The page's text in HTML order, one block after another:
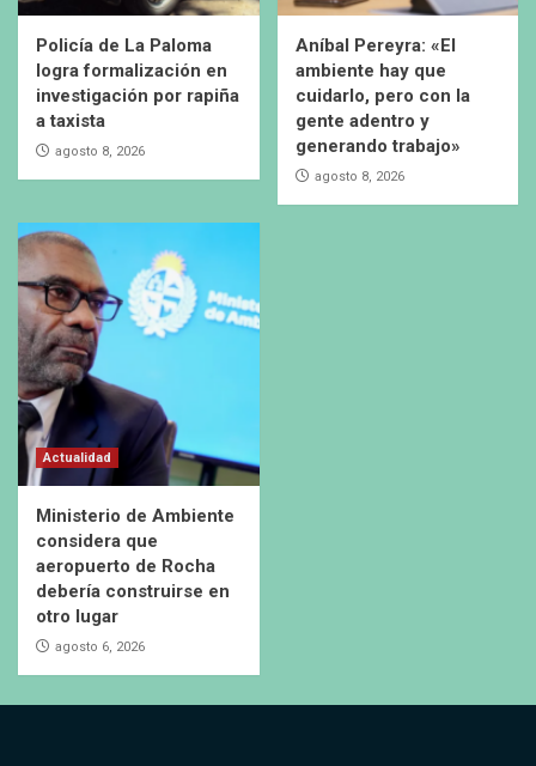
Policía de La Paloma
logra formalización en
investigación por rapiña
a taxista
agosto 8, 2026
Aníbal Pereyra: «El
ambiente hay que
cuidarlo, pero con la
gente adentro y
generando trabajo»
agosto 8, 2026
Actualidad
Ministerio de Ambiente
considera que
aeropuerto de Rocha
debería construirse en
otro lugar
agosto 6, 2026